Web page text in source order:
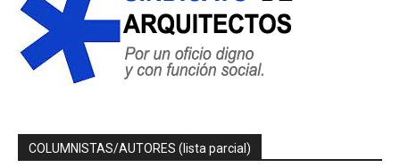
COLUMNISTAS/AUTORES (lista parcial)